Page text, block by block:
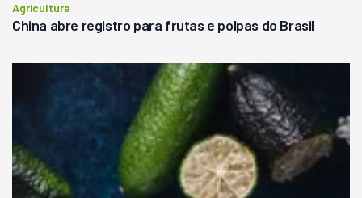
Agricultura
China abre registro para frutas e polpas do Brasil